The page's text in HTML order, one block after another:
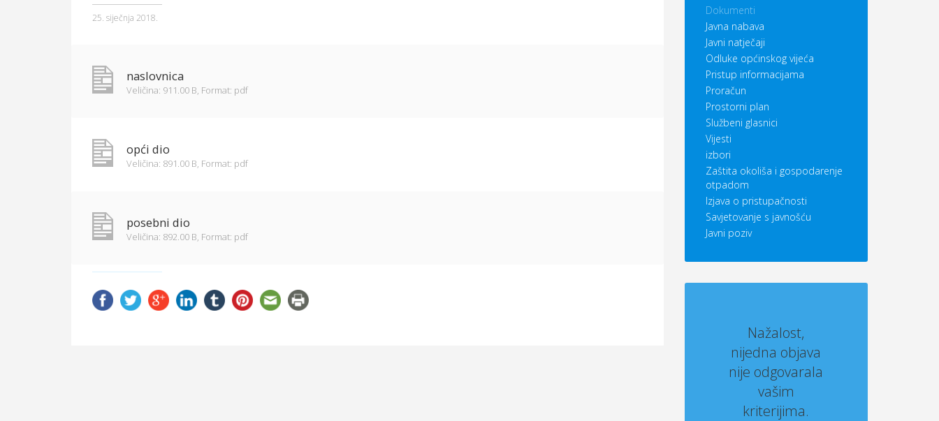
Pristup informacijama
25. siječnja 2018.
naslovnica
Veličina: 911.00 B, Format: pdf
opći dio
Veličina: 891.00 B, Format: pdf
posebni dio
Veličina: 892.00 B, Format: pdf
Dokumenti
Javna nabava
Javni natječaji
Odluke općinskog vijeća
Pristup informacijama
Proračun
Prostorni plan
Službeni glasnici
Vijesti
izbori
Zaštita okoliša i gospodarenje
otpadom
Izjava o pristupačnosti
Savjetovanje s javnošću
Javni poziv
Nažalost,
nijedna objava
nije odgovarala
vašim
kriterijima.